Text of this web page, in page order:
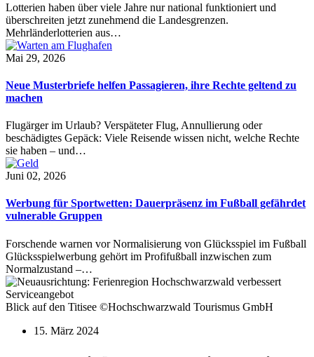
Lotterien haben über viele Jahre nur national funktioniert und
überschreiten jetzt zunehmend die Landesgrenzen.
Mehrländerlotterien aus…
Mai 29, 2026
Neue Musterbriefe helfen Passagieren, ihre Rechte geltend zu
machen
Flugärger im Urlaub? Verspäteter Flug, Annullierung oder
beschädigtes Gepäck: Viele Reisende wissen nicht, welche Rechte
sie haben – und…
Juni 02, 2026
Werbung für Sportwetten: Dauerpräsenz im Fußball gefährdet
vulnerable Gruppen
Forschende warnen vor Normalisierung von Glücksspiel im Fußball
Glücksspielwerbung gehört im Profifußball inzwischen zum
Normalzustand –…
Blick auf den Titisee ©Hochschwarzwald Tourismus GmbH
15. März 2024